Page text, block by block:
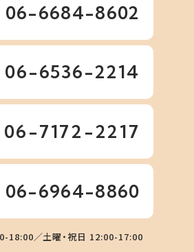
06-6684-8602
06-6536-2214
06-7172-2217
06-6964-8860
18:00／土曜・祝日 12:00-17:00